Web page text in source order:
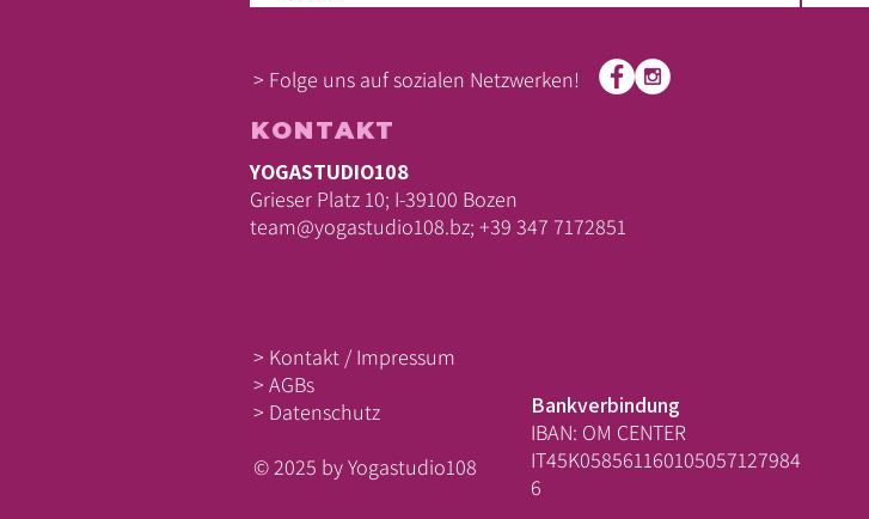
> Folge uns auf sozialen Netzwerken!
KONTAKT
YOGASTUDIO108
Grieser Platz 10; I-39100 Bozen
team@yogastudio108.bz; +39 347 7172851
Bankverbindung
IBAN: OM CENTER
IT45K058561160105057127984
6
> Kontakt / Impressum
> AGBs
> Datenschutz
​© 2025 by Yogastudio108